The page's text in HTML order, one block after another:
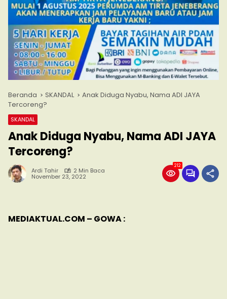
Beranda SKANDAL
Anak Diduga Nyabu, Nama ADI JAYA
Tercoreng?
SKANDAL
Anak Diduga Nyabu, Nama ADI JAYA
Tercoreng?
Ardi Tahir 2 Min Baca
November 23, 2022
212
MEDIAKTUAL.COM – GOWA :